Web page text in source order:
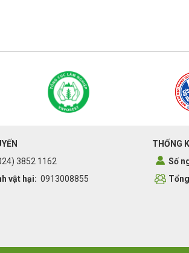
3852 1162
vật hại: 0913008855
THỐNG
Số